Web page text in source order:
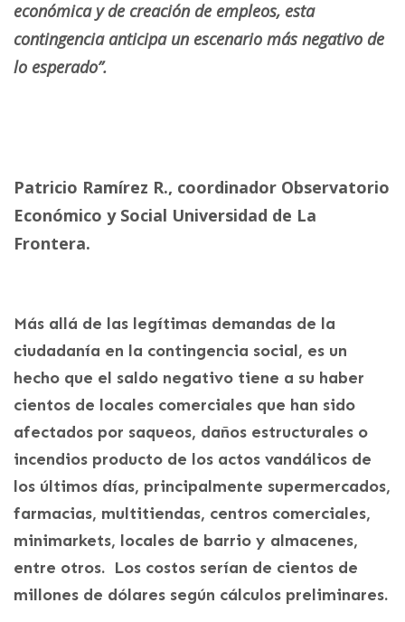
económica y de creación de empleos, esta
contingencia anticipa un escenario más negativo de
lo esperado”.
Patricio Ramírez R., coordinador Observatorio
Económico y Social Universidad de La
Frontera.
Más allá de las legítimas demandas de la
ciudadanía en la contingencia social, es un
hecho que el saldo negativo tiene a su haber
cientos de locales comerciales que han sido
afectados por saqueos, daños estructurales o
incendios producto de los actos vandálicos de
los últimos días, principalmente supermercados,
farmacias, multitiendas, centros comerciales,
minimarkets, locales de barrio y almacenes,
entre otros. Los costos serían de cientos de
millones de dólares según cálculos preliminares.